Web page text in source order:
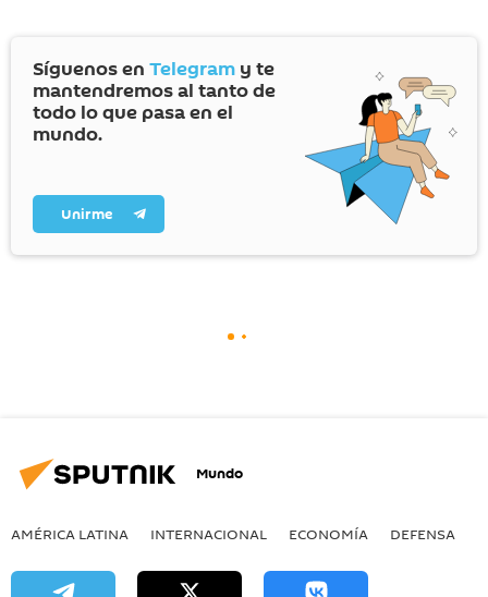
Síguenos en Telegram y te
mantendremos al tanto de
todo lo que pasa en el
mundo.
Unirme
Mundo
AMÉRICA LATINA INTERNACIONAL ECONOMÍA DEFENSA